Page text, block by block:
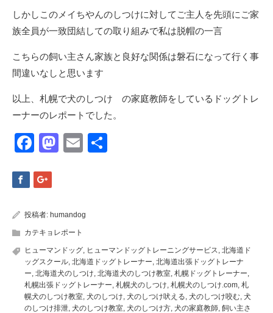
しかしこのメイちやんのしつけに対してご主人を先頭にご家
族全員が一致団結しての取り組みで私は脱帽の一言
こちらの飼い主さん家族と良好な関係は磐石になって行く事
間違いなしと思います
以上、札幌で犬のしつけ の家庭教師をしているドッグトレ
ーナーのレポートでした。
Facebook
Mastodon
Email
投稿者: humandog
カテキョレポート
ヒューマンドッグ ヒューマンドッグトレーニングサービス 北海道ド
ッグスクール 北海道ドッグトレーナー 北海道出張ドッグトレーナ
ー 北海道犬のしつけ 北海道犬のしつけ教室 札幌ドッグトレーナー
札幌出張ドッグトレーナー 札幌犬のしつけ 札幌犬のしつけ.com 札
幌犬のしつけ教室 犬のしつけ 犬のしつけ吠える 犬のしつけ咬む 犬
のしつけ排泄 犬のしつけ教室 犬のしつけ方 犬の家庭教師 飼い主さ